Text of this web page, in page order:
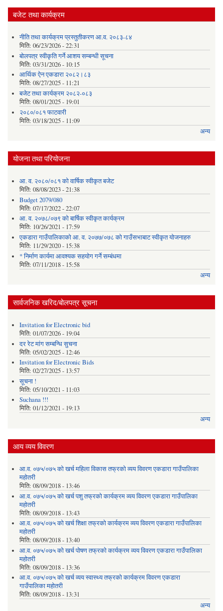
बजेट तथा कार्यक्रम
नीति तथा कार्यक्रम प्रस्तुतीकरण आ.व. २०८३-८४
मिति: 06/23/2026 - 22:31
बोलपत्र स्वीकृति गर्ने आशय सम्बन्धी सूचना
मिति: 03/31/2026 - 10:15
आर्थिक ऐन एकडारा २०८२।८३
मिति: 08/27/2025 - 11:21
बजेट तथा कार्यक्रम २०८२-०८३
मिति: 08/01/2025 - 19:01
२०८०/०८१ फाटवारी
मिति: 03/18/2025 - 11:09
अन्य
योजना तथा परियोजना
आ. व. २०८०/०८१ को वार्षिक स्वीकृत बजेट
मिति: 08/08/2023 - 21:38
Budget 2079/080
मिति: 07/17/2022 - 22:07
आ. व. २०७८/०७९ को बार्षिक स्वीकृत कार्यक्रम
मिति: 10/26/2021 - 17:59
एकडारा गाउँपालिकाको आ. व. २०७७/०७८ को गाउँसभाबाट स्वीकृत योजनाहरु
मिति: 11/29/2020 - 15:38
* निर्माण कार्यमा आवश्यक सहयोग गर्ने सम्बंधमा
मिति: 07/11/2018 - 15:58
अन्य
सार्वजनिक खरिद/बोलपत्र सूचना
Invitation for Electronic bid
मिति: 01/07/2026 - 19:04
दर रेट मांग सम्बन्धि सुचना
मिति: 05/02/2025 - 12:46
Invitation for Electronic Bids
मिति: 02/27/2025 - 13:57
सूचना !
मिति: 05/10/2021 - 11:03
Suchana !!!
मिति: 01/12/2021 - 19:13
अन्य
आय व्यय विवरण
आ.व. ०७५/०७५ को खर्च महिला विकास तफ्रको व्यय विवरण एकडारा गाउँपालिका
महोतरी
मिति: 08/09/2018 - 13:46
आ.व. ०७५/०७५ को खर्च पशु तफ्रको कार्यक्रम व्यय विवरण एकडारा गाउँपालिका
महोतरी
मिति: 08/09/2018 - 13:43
आ.व. ०७५/०७५ को खर्च शिक्षा तफ्रको कार्यक्रम व्यय विवरण एकडारा गाउँपालिका
महोतरी
मिति: 08/09/2018 - 13:40
आ.व. ०७५/०७५ को खर्च पोषण तफ्रको कार्यक्रम व्यय विवरण एकडारा गाउँपालिका
महोतरी
मिति: 08/09/2018 - 13:36
आ.व. ०७५/०७५ को खर्च व्यय स्वास्थ्य तफ्रको कार्यक्रम विवरण एकडारा
गाउँपालिका महोतरी
मिति: 08/09/2018 - 13:31
अन्य